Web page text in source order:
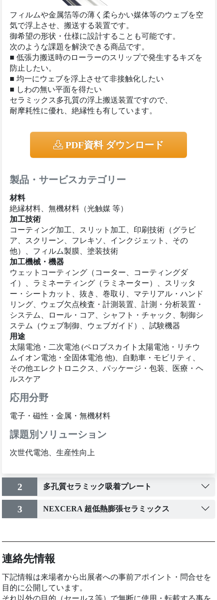
フィルムや金属箔等の薄く柔らかい媒体等のウェブを空
気で浮上させ、搬送する装置です。
御希望の形状・仕様に設計することも可能です。
次のような課題を解決できる商品です。
■ 低張力搬送時のローラーのスリップで発生するキズを
防止したい。
■ 均一にウェブを浮上させて非接触化したい
■ しわの無い平面を得たい
セラミックス多孔質の浮上搬送装置ですので、
耐摩耗性に優れ、絶縁性も有しています。
PDF資料 ダウンロード
製品・サービスカテゴリー
材料
絶縁材料、無機材料（光触媒 等）
加工技術
コーティング加工、スリット加工、印刷技術（グラビ
ア、スクリーン、フレキソ、インクジェット、その
他）、フィルム製膜、塗装技術
加工機械・機器
ウェットコーティング（コーター、コーティングダ
イ）、ラミネーティング（ラミネーター）、スリッタ
ー・シートカット、抜き、巻取り、マテリアル・ハンド
リング、ウェブ欠点検査・計測装置、計測・分析装置・
システム、ロール・コア、シャフト・チャック、制御シ
ステム（ウェブ制御、ウェブガイド）、試験機器
用途
太陽電池・二次電池 (ペロブスカイト太陽電池・リチウ
ムイオン電池・全固体電池 他)、自動車・モビリティ、
その他エレクトロニクス、パッケージ・包装、医療・ヘ
ルスケア
応用分野
電子・磁性・金属・無機材料
課題別ソリューション
次世代電池、生産性向上
2 多孔質セラミック吸着プレート
3 NEXCERA 超低熱膨張セラミックス
連絡先情報
下記情報は来場者から出展者への事前アポイント・問合せを
目的に公開しています。